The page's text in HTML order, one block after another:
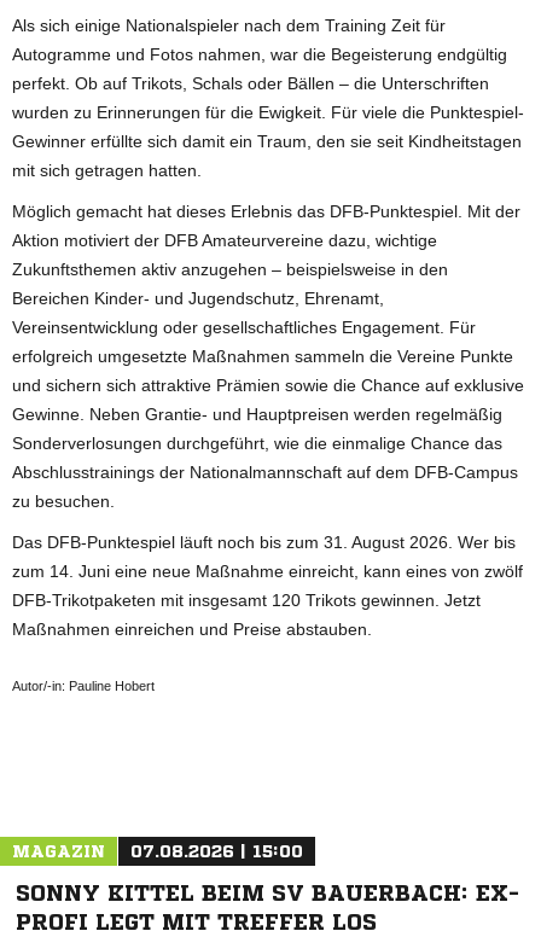
Als sich einige Nationalspieler nach dem Training Zeit für
Autogramme und Fotos nahmen, war die Begeisterung endgültig
perfekt. Ob auf Trikots, Schals oder Bällen – die Unterschriften
wurden zu Erinnerungen für die Ewigkeit. Für viele die Punktespiel-
Gewinner erfüllte sich damit ein Traum, den sie seit Kindheitstagen
mit sich getragen hatten.
Möglich gemacht hat dieses Erlebnis das DFB-Punktespiel. Mit der
Aktion motiviert der DFB Amateurvereine dazu, wichtige
Zukunftsthemen aktiv anzugehen – beispielsweise in den
Bereichen Kinder- und Jugendschutz, Ehrenamt,
Vereinsentwicklung oder gesellschaftliches Engagement. Für
erfolgreich umgesetzte Maßnahmen sammeln die Vereine Punkte
und sichern sich attraktive Prämien sowie die Chance auf exklusive
Gewinne. Neben Grantie- und Hauptpreisen werden regelmäßig
Sonderverlosungen durchgeführt, wie die einmalige Chance das
Abschlusstrainings der Nationalmannschaft auf dem DFB-Campus
zu besuchen.
Das DFB-Punktespiel läuft noch bis zum 31. August 2026. Wer bis
zum 14. Juni eine neue Maßnahme einreicht, kann eines von zwölf
DFB-Trikotpaketen mit insgesamt 120 Trikots gewinnen. Jetzt
Maßnahmen einreichen und Preise abstauben.
Autor/-in: Pauline Hobert
MAGAZIN 07.08.2026 | 15:00
SONNY KITTEL BEIM SV BAUERBACH: EX-
PROFI LEGT MIT TREFFER LOS